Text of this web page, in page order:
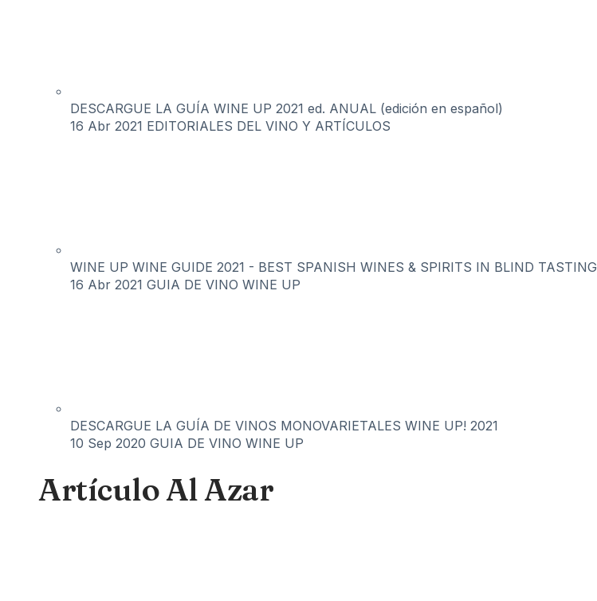
DESCARGUE LA GUÍA WINE UP 2021 ed. ANUAL (edición en español)
16 Abr 2021 EDITORIALES DEL VINO Y ARTÍCULOS
WINE UP WINE GUIDE 2021 - BEST SPANISH WINES & SPIRITS IN BLIND TASTING
16 Abr 2021 GUIA DE VINO WINE UP
DESCARGUE LA GUÍA DE VINOS MONOVARIETALES WINE UP! 2021
10 Sep 2020 GUIA DE VINO WINE UP
Artículo Al Azar